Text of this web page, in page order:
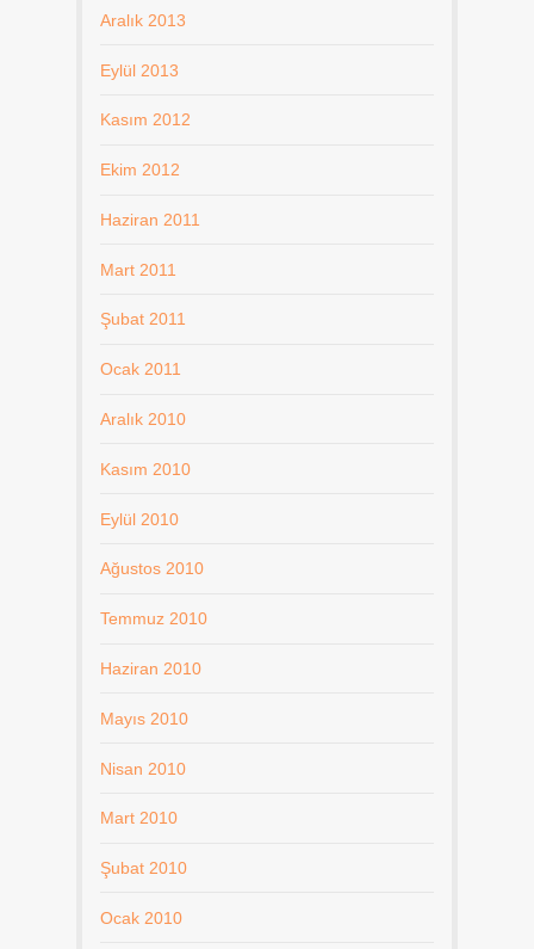
Aralık 2013
Eylül 2013
Kasım 2012
Ekim 2012
Haziran 2011
Mart 2011
Şubat 2011
Ocak 2011
Aralık 2010
Kasım 2010
Eylül 2010
Ağustos 2010
Temmuz 2010
Haziran 2010
Mayıs 2010
Nisan 2010
Mart 2010
Şubat 2010
Ocak 2010